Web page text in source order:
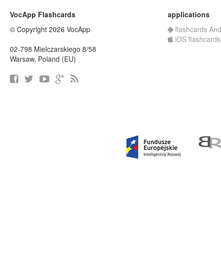
VocApp Flashcards
© Copyright 2026 VocApp
02-798 Mielczarskiego 8/58
Warsaw, Poland (EU)
applications
flashcards
iOS flashcards